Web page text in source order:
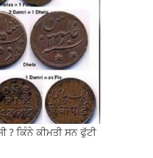
? ਕਿੰਨੇ ਕੀਮਤੀ ਸਨ ਫੁੱਟੀ